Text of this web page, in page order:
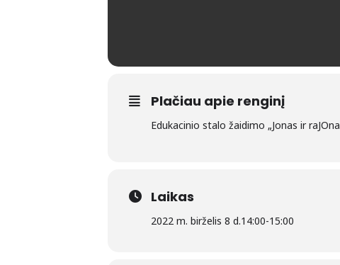
Plačiau apie renginį
Edukacinio stalo žaidimo „Jonas ir
Laikas
2022 m. birželis 8 d.14:00-15:00